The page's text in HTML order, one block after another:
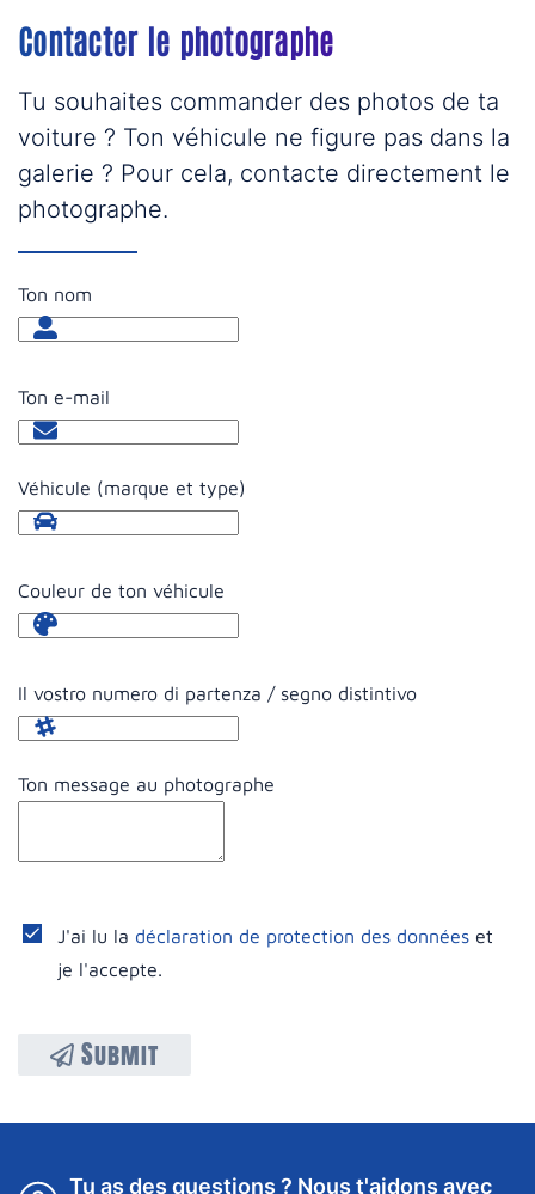
Contacter le photographe
Tu souhaites commander des photos de ta
voiture ? Ton véhicule ne figure pas dans la
galerie ? Pour cela, contacte directement le
photographe.
Ton nom
Ton e-mail
Véhicule (marque et type)
Couleur de ton véhicule
Il vostro numero di partenza / segno distintivo
Ton message au photographe
J'ai lu la déclaration de protection des données et
je l'accepte.
Submit
Tu as des questions ? Nous t'aidons avec